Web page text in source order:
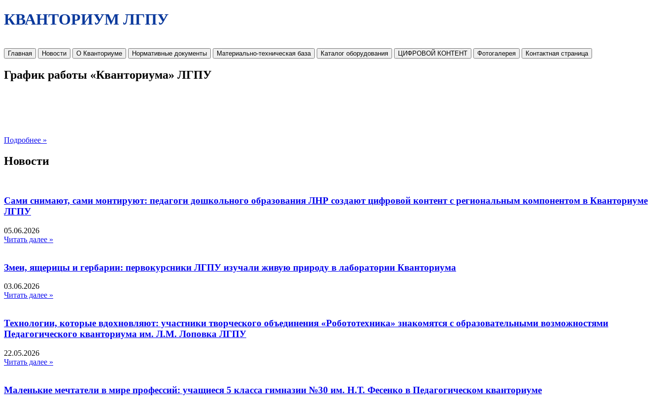
КВАНТОРИУМ ЛГПУ
Главная Новости О Кванториуме Нормативные документы Материально-техническая база Каталог оборудования ЦИФРОВОЙ КОНТЕНТ Фотогалерея Контактная страница
График работы «Кванториума» ЛГПУ
Подробнее »
Новости
Сами снимают, сами монтируют: педагоги дошкольного образования ЛНР создают цифровой контент с региональным компонентом в Кванториуме
ЛГПУ​
05.06.2026
Читать далее »
Змеи, ящерицы и гербарии: первокурсники ЛГПУ изучали живую природу в лаборатории Кванториума
03.06.2026
Читать далее »
Технологии, которые вдохновляют: участники творческого объединения «Робототехника» знакомятся с образовательными возможностями
Педагогического кванториума им. Л.М. Лоповка ЛГПУ
22.05.2026
Читать далее »
Маленькие мечтатели в мире профессий: учащиеся 5 класса гимназии №30 им. Н.Т. Фесенко в Педагогическом кванториуме